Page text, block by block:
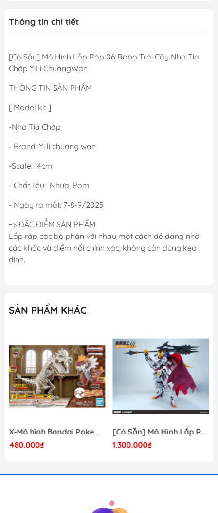
Thông tin chi tiết
[Có Sẵn] Mô Hình Lắp Ráp 06 Robo Trái Cây Nho Tia
Chớp YiLi ChuangWan
THÔNG TIN SẢN PHẨM
[ Model kit ]
-Nho Tia Chớp
- Brand: Yi li chuang wan
-Scale: 14cm
- Chất liệu: Nhựa, Pom
- Ngày ra mắt: 7-8-9/2025
=> ĐẶC ĐIỂM SẢN PHẨM
Lắp ráp các bộ phận với nhau một cách dễ dàng nhờ
các khấc và điểm nối chính xác, không cần dùng keo
dính.
SẢN PHẨM KHÁC
X-Mô hình Bandai Pokemon PLAMO COLLECTION Fossil Pokemon Series Tyrantrum
480.000₫
[Có Sẵn] Mô Hình Lắp Ráp 1/60 Barbatos Logar Wolf Remains Meavy Industries
1.300.000₫